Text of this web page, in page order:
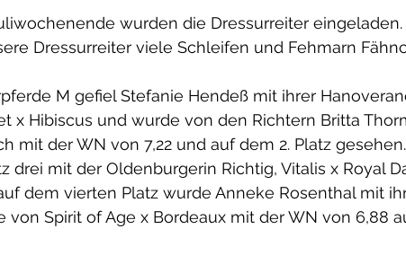
wurden die Dressurreiter eingeladen.
Dressurreiter viele Schleifen und Fehmarn
M gefiel Stefanie Hendeß mit ihrer
x Hibiscus und wurde von den Richtern Britta
mit der WN von 7,22 und auf dem 2. Platz
drei mit der Oldenburgerin Richtig, Vitalis x Royal
dem vierten Platz wurde Anneke Rosenthal mit
von Spirit of Age x Bordeaux mit der WN von 6,88